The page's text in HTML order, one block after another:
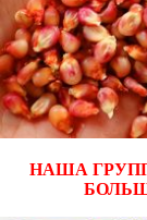
НАША